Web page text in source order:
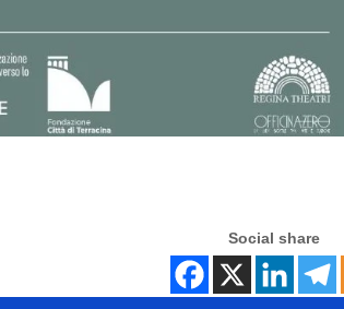
Social share